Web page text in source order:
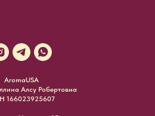
AromaUSA
Алсу Робертовна
166023925607